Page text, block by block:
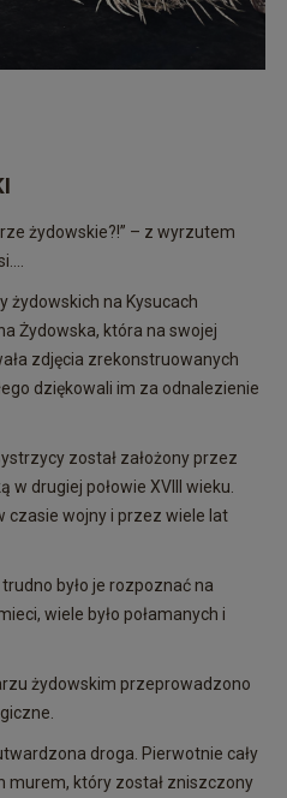
żydowskie?!” – z wyrzutem
żydowskich na Kysucach
Żydowska, która na swojej
zdjęcia zrekonstruowanych
dziękowali im za odnalezienie
został założony przez
w drugiej połowie XVIII wieku.
czasie wojny i przez wiele lat
było je rozpoznać na
wiele było połamanych i
żydowskim przeprowadzono
droga. Pierwotnie cały
murem, który został zniszczony